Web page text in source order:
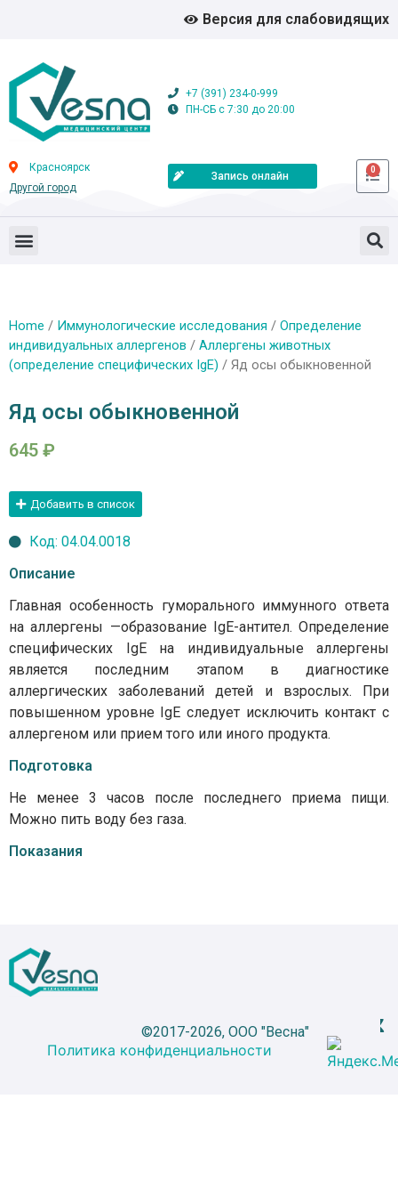
Версия для слабовидящих
+7 (391) 234-0-999
ПН-СБ с 7:30 до 20:00
Красноярск
Другой город
Запись онлайн
0
Home / Иммунологические исследования / Определение
индивидуальных аллергенов / Аллергены животных
(определение специфических IgE) / Яд осы обыкновенной
Яд осы обыкновенной
645 ₽
Добавить в список
Код: 04.04.0018
Описание
Главная особенность гуморального иммунного ответа
на аллергены —образование IgE-антител. Определение
специфических IgE на индивидуальные аллергены
является последним этапом в диагностике
аллергических заболеваний детей и взрослых. При
повышенном уровне IgE следует исключить контакт с
аллергеном или прием того или иного продукта.
Подготовка
Не менее 3 часов после последнего приема пищи.
Можно пить воду без газа.
Показания
©2017-2026, ООО "Весна"
Политика конфиденциальности